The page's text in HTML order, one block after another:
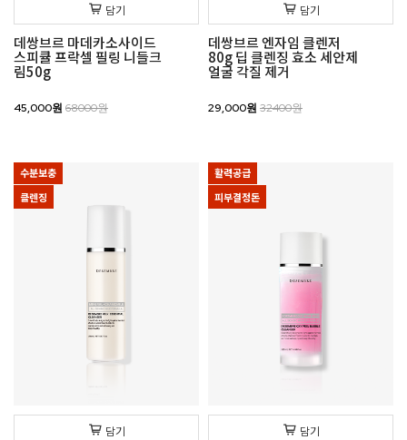
담기
데쌍브르 마데카소사이드
스피큘 프락셀 필링 니들크
림50g
45,000원 68000원
담기
데쌍브르 엔자임 클렌저
80g 딥 클렌징 효소 세안제
얼굴 각질 제거
29,000원 32400원
수분보충
클렌징
담기
활력공급
피부결정돈
담기